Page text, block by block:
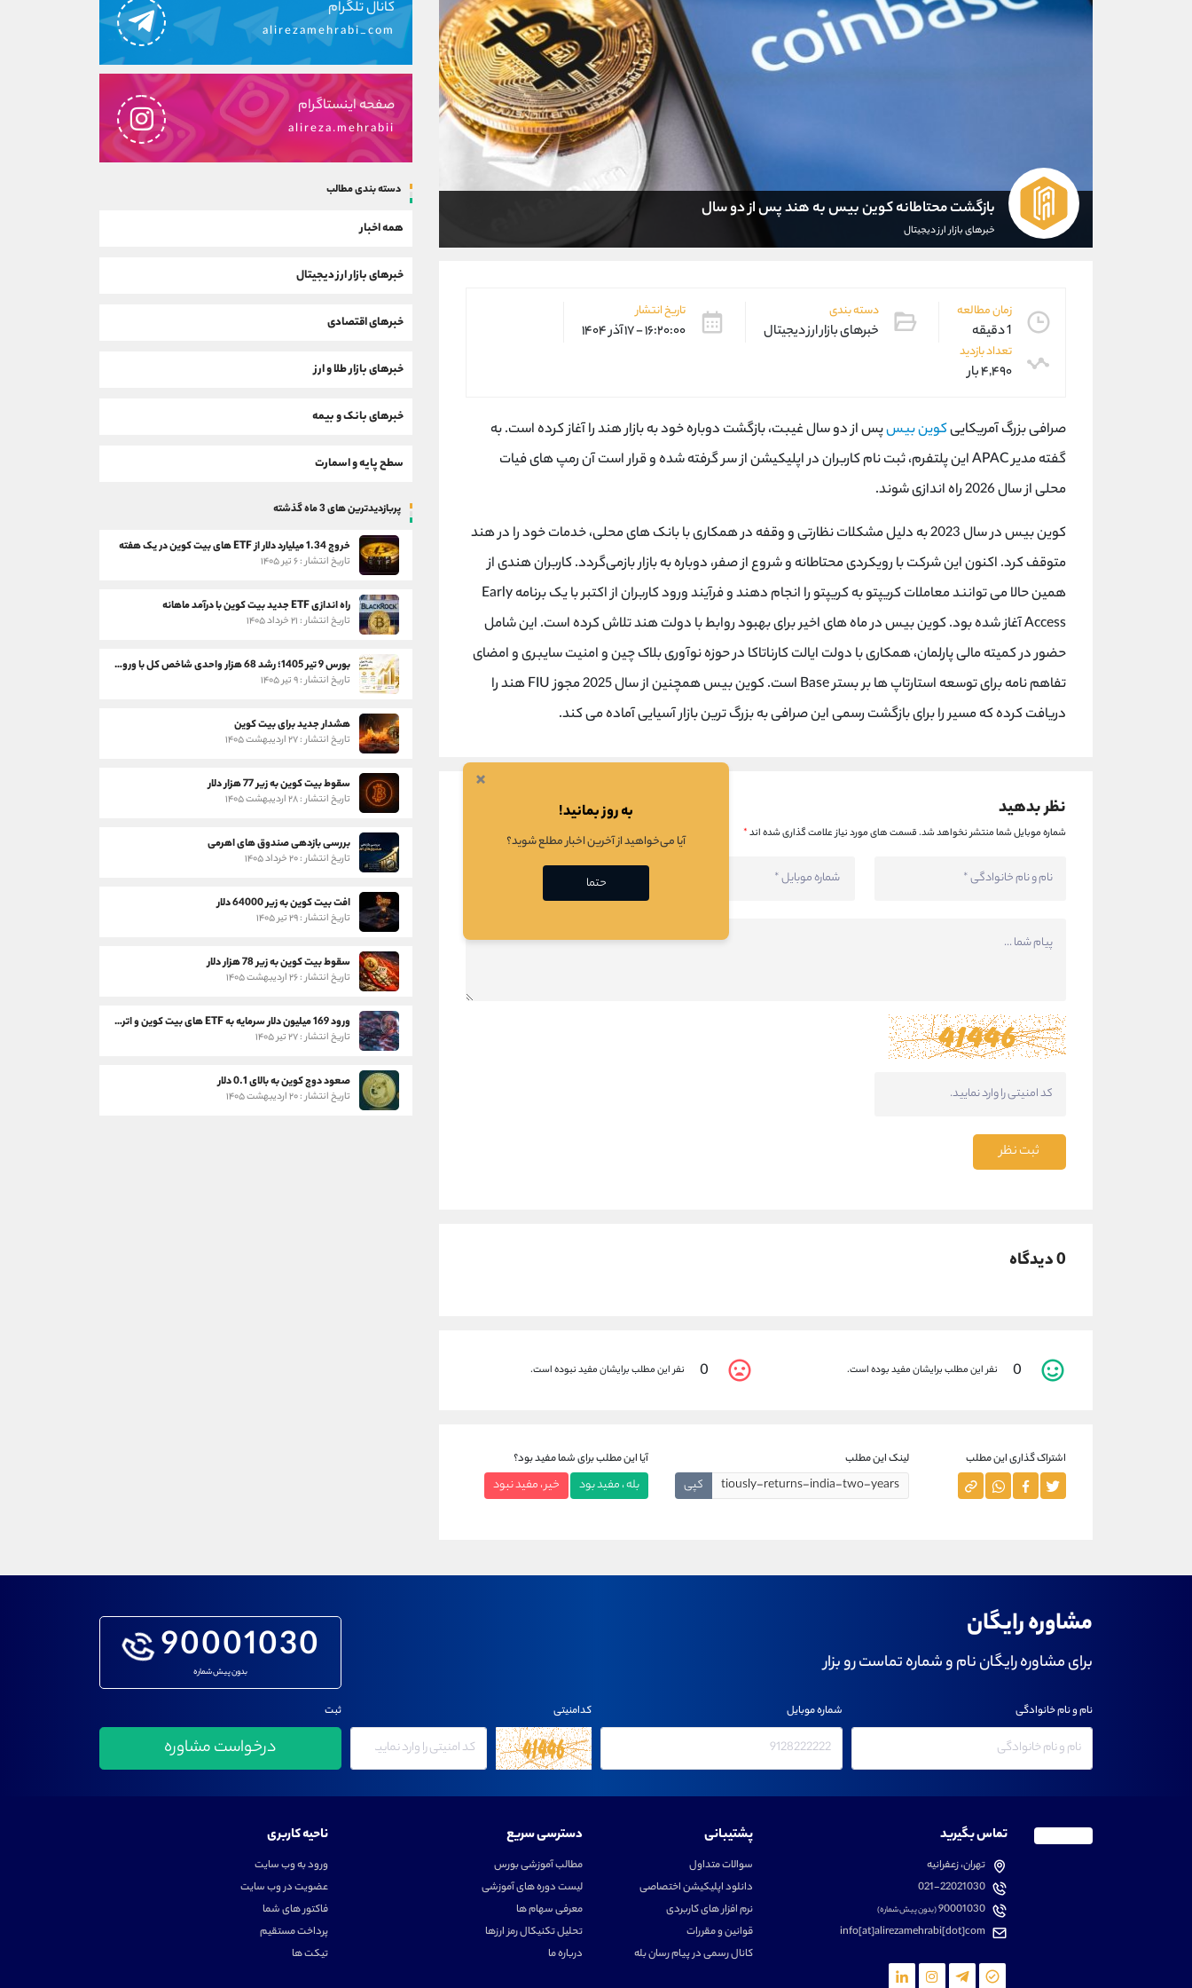
بازگشت محتاطانه کوین بیس به هند پس از دو سال
خبرهای بازار ارز دیجیتال
زمان مطالعه
1 دقیقه
دسته بندی
خبرهای بازار ارز دیجیتال
تاریخ انتشار
۱۶:۲۰:۰۰ - ۱۷ آذر ۱۴۰۴
تعداد بازدید
۴,۴۹۰ بار
صرافی بزرگ آمریکاییکوین بیسپس از دو سال غیبت، بازگشت دوباره خود به بازار هند را آغاز کرده است. به
گفته مدیر APAC این پلتفرم، ثبت نام کاربران در اپلیکیشن از سر گرفته شده و قرار است آن رمپ های فیات
محلی از سال 2026 راه اندازی شوند.
کوین بیس در سال 2023 به دلیل مشکلات نظارتی و وقفه در همکاری با بانک های محلی، خدمات خود را در هند
متوقف کرد. اکنون این شرکت با رویکردی محتاطانه و شروع از صفر، دوباره به بازار بازمی‌گردد. کاربران هندی از
همین حالا می توانند معاملات کریپتو به کریپتو را انجام دهند و فرآیند ورود کاربران از اکتبر با یک برنامه Early
Access آغاز شده بود. کوین بیس در ماه های اخیر برای بهبود روابط با دولت هند تلاش کرده است. این شامل
حضور در کمیته مالی پارلمان، همکاری با دولت ایالت کارناتاکا در حوزه نوآوری بلاک چین و امنیت سایبری و امضای
تفاهم نامه برای توسعه استارتاپ ها بر بستر Base است. کوین بیس همچنین از سال 2025 مجوز FIU هند را
دریافت کرده که مسیر را برای بازگشت رسمی این صرافی به بزرگ ترین بازار آسیایی آماده می کند.
نظر بدهید
شماره موبایل شما منتشر نخواهد شد.قسمت های مورد نیاز علامت گذاری شده اند*
ثبت نظر
0 دیدگاه
0 نفر این مطلب برایشان مفید بوده است. 0 نفر این مطلب برایشان مفید نبوده است.
اشتراک گذاری این مطلب لینک این مطلب
کپی
آیا این مطلب برای شما مفید بود؟
بله ، مفید بود خیر ، مفید نبود
کانال تلگرام
alirezamehrabi_com
صفحه اینستاگرام
alireza.mehrabii
دسته بندی مطالب
همه اخبار
خبرهای بازار ارز دیجیتال
خبرهای اقتصادی
خبرهای بازار طلا و ارز
خبرهای بانک و بیمه
سطح پایه و اسمارت
پربازدیدترین های 3 ماه گذشته
خروج 1.34 میلیارد دلار از ETF های بیت کوین در یک هفته
تاریخ انتشار : ۶ تیر ۱۴۰۵
راه اندازی ETF جدید بیت کوین با درآمد ماهانه
تاریخ انتشار : ۲۱ خرداد ۱۴۰۵
بورس 9 تیر 1405؛ رشد 68 هزار واحدی شاخص کل با ورود 3 همت پول حقیقی
تاریخ انتشار : ۹ تیر ۱۴۰۵
هشدار جدید برای بیت کوین
تاریخ انتشار : ۲۷ اردیبهشت ۱۴۰۵
سقوط بیت کوین به زیر 77 هزار دلار
تاریخ انتشار : ۲۸ اردیبهشت ۱۴۰۵
بررسی بازدهی صندوق های اهرمی
تاریخ انتشار : ۲۰ خرداد ۱۴۰۵
افت بیت کوین به زیر 64000 دلار
تاریخ انتشار : ۲۹ تیر ۱۴۰۵
سقوط بیت کوین به زیر 78 هزار دلار
تاریخ انتشار : ۲۶ اردیبهشت ۱۴۰۵
ورود 169 میلیون دلار سرمایه به ETF های بیت کوین و اتریوم
تاریخ انتشار : ۲۷ تیر ۱۴۰۵
صعود دوج کوین به بالای 0.1 دلار
تاریخ انتشار : ۲۰ اردیبهشت ۱۴۰۵
مشاوره رایگان
برای مشاوره رایگان نام و شماره تماست رو بزار 90001030
بدون پیش شماره
نام و نام خانوادگی شماره موبایل کدامنیتی ثبت
تماس بگیرید
تهران، زعفرانیه
021-22021030
90001030(بدون پیش شماره)
info[at]alirezamehrabi[dot]com
پشتیبانی
سوالات متداول
دانلود اپلیکیشن اختصاصی
نرم افزار های کاربردی
قوانین و مقررات
کانال رسمی در پیام رسان بله
دسترسی سریع
مطالب آموزشی بورس
لیست دوره های آموزشی
معرفی سهام ها
تحلیل تکنیکال رمز ارزها
درباره ما
ناحیه کاربری
ورود به وب سایت
عضویت در وب سایت
فاکتور های شما
پرداخت مستقیم
تیکت ها
×
به روز بمانید!
آیا می‌خواهید از آخرین اخبار مطلع شوید؟
حتما